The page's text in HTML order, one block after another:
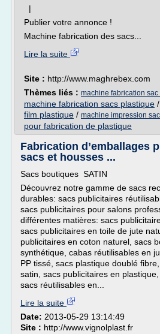
|
Publier votre annonce !
Machine fabrication des sacs...
Lire la suite
Site : http://www.maghrebex.com
Thèmes liés : machine fabrication
machine fabrication sacs plastique /
film plastique / machine impression
pour fabrication de plastique
Fabrication d’emballages
sacs et housses ...
Sacs boutiques SATIN
Découvrez notre gamme de sacs
durables: sacs publicitaires
sacs publicitaires pour salons
différentes matières: sacs
sacs publicitaires en toile de jute
publicitaires en coton naturel, sacs
synthétique, cabas réutilisables en
PP tissé, sacs plastique doublé
satin, sacs publicitaires en
sacs réutilisables en...
Lire la suite
Date: 2013-05-29 13:14:49
Site : http://www.vignolplast.fr